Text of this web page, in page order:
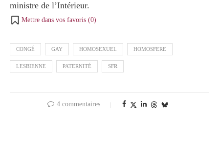
ministre de l’Intérieur.
Mettre dans vos favoris (0)
CONGÉ GAY HOMOSEXUEL HOMOSFERE
LESBIENNE PATERNITÉ SFR
4 commentaires